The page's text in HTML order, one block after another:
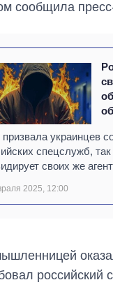
сообщила
украинцев
спецслужб,
своих же
2025, 12:00
российский